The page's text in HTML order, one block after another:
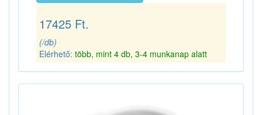
17425 Ft.
(/db)
Elérhető: több, mint 4 db, 3-4 munkanap alatt